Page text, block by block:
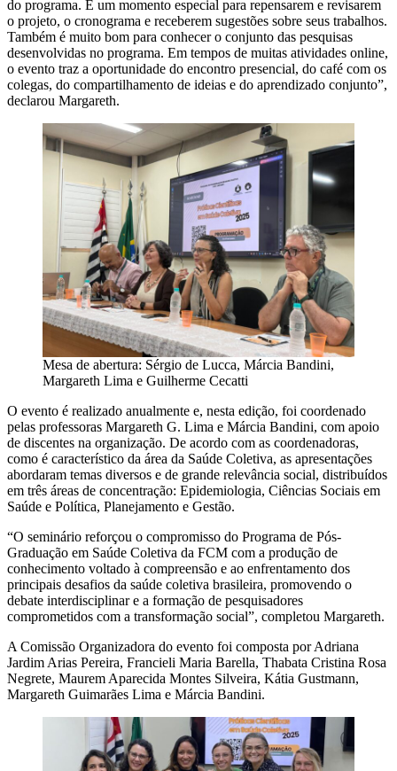
do programa. É um momento especial para repensarem e revisarem
o projeto, o cronograma e receberem sugestões sobre seus trabalhos.
Também é muito bom para conhecer o conjunto das pesquisas
desenvolvidas no programa. Em tempos de muitas atividades online,
o evento traz a oportunidade do encontro presencial, do café com os
colegas, do compartilhamento de ideias e do aprendizado conjunto”,
declarou Margareth.
Mesa de abertura: Sérgio de Lucca, Márcia Bandini,
Margareth Lima e Guilherme Cecatti
O evento é realizado anualmente e, nesta edição, foi coordenado
pelas professoras Margareth G. Lima e Márcia Bandini, com apoio
de discentes na organização. De acordo com as coordenadoras,
como é característico da área da Saúde Coletiva, as apresentações
abordaram temas diversos e de grande relevância social, distribuídos
em três áreas de concentração: Epidemiologia, Ciências Sociais em
Saúde e Política, Planejamento e Gestão.
“O seminário reforçou o compromisso do Programa de Pós-
Graduação em Saúde Coletiva da FCM com a produção de
conhecimento voltado à compreensão e ao enfrentamento dos
principais desafios da saúde coletiva brasileira, promovendo o
debate interdisciplinar e a formação de pesquisadores
comprometidos com a transformação social”, completou Margareth.
A Comissão Organizadora do evento foi composta por Adriana
Jardim Arias Pereira, Francieli Maria Barella, Thabata Cristina Rosa
Negrete, Maurem Aparecida Montes Silveira, Kátia Gustmann,
Margareth Guimarães Lima e Márcia Bandini.